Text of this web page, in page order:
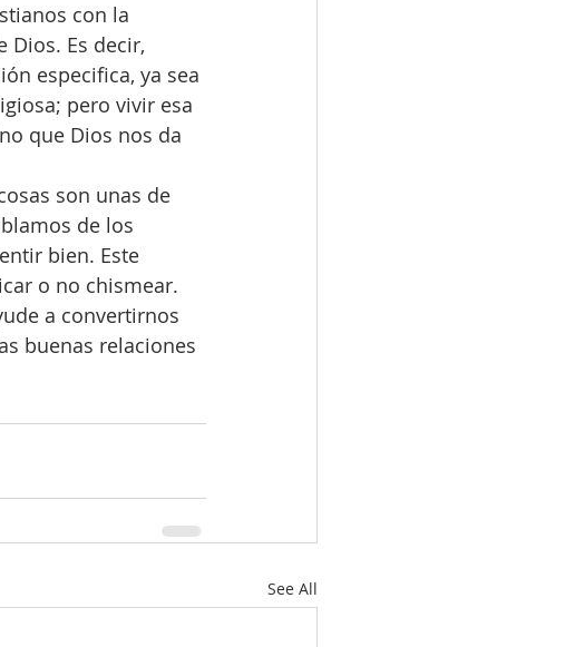
con la
Es decir,
especifica, ya sea
pero vivir esa
que Dios nos da
son unas de
de los
bien. Este
o no chismear.
a convertirnos
buenas relaciones
See All